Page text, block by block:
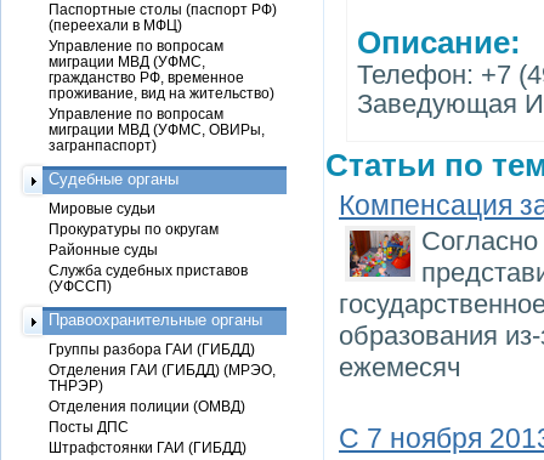
Описание:
Телефон: +7
Заведующая
Статьи по
Компенсация
образования
ежемесяч
С 7 ноября
Паспортные столы (паспорт РФ)
(переехали в МФЦ)
Управление по вопросам
миграции МВД (УФМС,
гражданство РФ, временное
проживание, вид на жительство)
Управление по вопросам
миграции МВД (УФМС, ОВИРы,
загранпаспорт)
Судебные органы
Мировые судьи
Прокуратуры по округам
Районные суды
Служба судебных приставов
(УФССП)
Правоохранительные органы
Группы разбора ГАИ (ГИБДД)
Отделения ГАИ (ГИБДД) (МРЭО,
ТНРЭР)
Отделения полиции (ОМВД)
Посты ДПС
Штрафстоянки ГАИ (ГИБДД)